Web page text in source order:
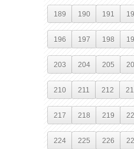
189 190 191
196 197 198
203 204 205
210 211 212
217 218 219
224 225 226